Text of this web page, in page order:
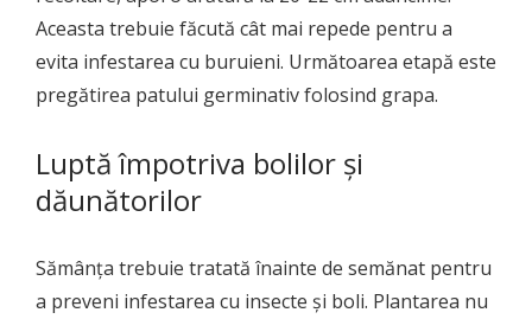
Aceasta trebuie făcută cât mai repede pentru a
evita infestarea cu buruieni. Următoarea etapă este
pregătirea patului germinativ folosind grapa.
Luptă împotriva bolilor și
dăunătorilor
Sămânța trebuie tratată înainte de semănat pentru
a preveni infestarea cu insecte și boli. Plantarea nu